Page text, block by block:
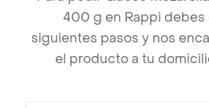
400 g en Rappi debes
siguientes pasos y nos
el producto a tu